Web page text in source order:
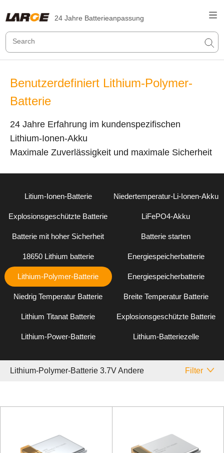
24 Jahre Batterieanpassung
Benutzerdefiniert Lithium-Polymer-
Batterie
24 Jahre Erfahrung im kundenspezifischen
Lithium-Ionen-Akku
Maximale Zuverlässigkeit und maximale Sicherheit
Litium-Ionen-Batterie Niedertemperatur-Li-Ionen-Akku
Explosionsgeschützte Batterie LiFePO4-Akku
Batterie mit hoher Sicherheit Batterie starten
18650 Lithium batterie Energiespeicherbatterie
Lithium-Polymer-Batterie Energiespeicherbatterie
Niedrig Temperatur Batterie Breite Temperatur Batterie
Lithium Titanat Batterie Explosionsgeschützte Batterie
Lithium-Power-Batterie Lithium-Batteriezelle
Lithium-Polymer-Batterie 3.7V Andere Filter